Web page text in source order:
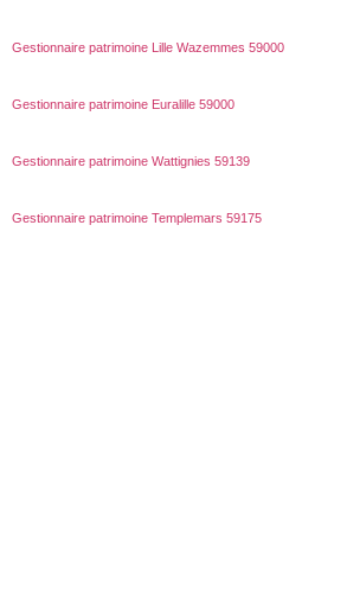
Gestionnaire patrimoine Lille Wazemmes 59000
Gestionnaire patrimoine Euralille 59000
Gestionnaire patrimoine Wattignies 59139
Gestionnaire patrimoine Templemars 59175